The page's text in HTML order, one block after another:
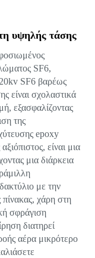
υψηλής τάσης
SF6,
SF6 βαρέως
είναι σχολαστικά
εξασφαλίζοντας
της
epoxy
είναι μια
μια διάρκεια
με την
χάρη στη
σφράγιση
διατηρεί
αέρα μικρότερο